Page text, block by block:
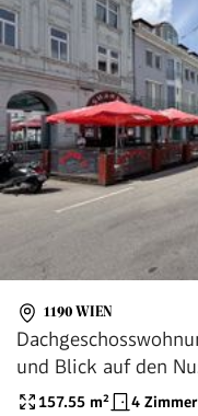
1190 WIEN
und Blick auf den
157.55 m² 4 Zimmer